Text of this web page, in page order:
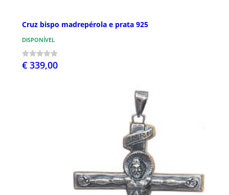
Cruz bispo madrepérola e prata 925
DISPONÍVEL
€ 339,00